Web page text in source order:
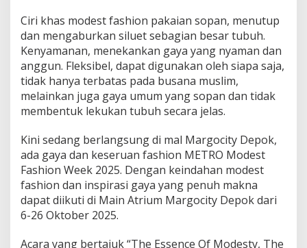
Ciri khas modest fashion pakaian sopan, menutup
dan mengaburkan siluet sebagian besar tubuh.
Kenyamanan, menekankan gaya yang nyaman dan
anggun. Fleksibel, dapat digunakan oleh siapa saja,
tidak hanya terbatas pada busana muslim,
melainkan juga gaya umum yang sopan dan tidak
membentuk lekukan tubuh secara jelas.
Kini sedang berlangsung di mal Margocity Depok,
ada gaya dan keseruan fashion METRO Modest
Fashion Week 2025. Dengan keindahan modest
fashion dan inspirasi gaya yang penuh makna
dapat diikuti di Main Atrium Margocity Depok dari
6-26 Oktober 2025.
Acara yang bertajuk “The Essence Of Modesty, The